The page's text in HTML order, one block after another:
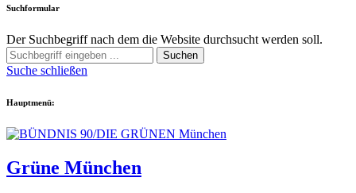
Suchformular
Der Suchbegriff nach dem die Website durchsucht werden soll.
Suchen
Suche schließen
Hauptmenü:
Grüne München